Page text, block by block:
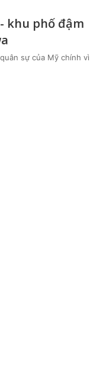
khu phố đậm
sự của Mỹ chính vì